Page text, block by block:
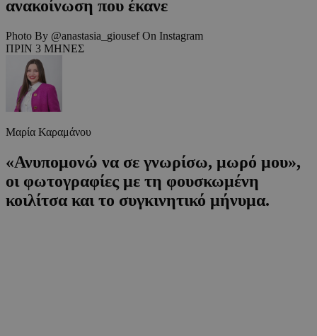
ανακοίνωση που έκανε
Photo By @anastasia_giousef On Instagram
ΠΡΙΝ 3 ΜΗΝΕΣ
Μαρία Καραμάνου
«Ανυπομονώ να σε γνωρίσω, μωρό μου»,
οι φωτογραφίες με τη φουσκωμένη
κοιλίτσα και το συγκινητικό μήνυμα.